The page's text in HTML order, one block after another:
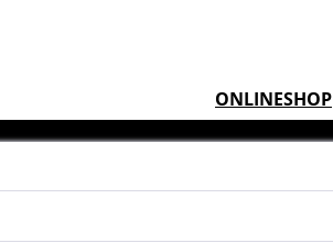
ONLINESHOP